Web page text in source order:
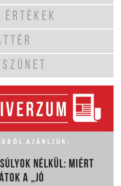
AJÁNLJUK:
NÉLKÜL: MIÉRT
A „JÓ